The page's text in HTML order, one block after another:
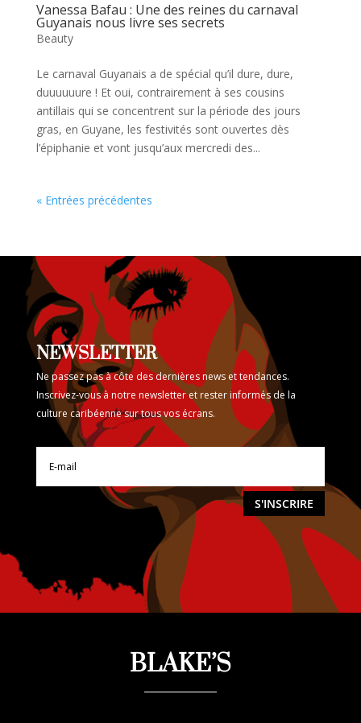
Vanessa Bafau : Une des reines du carnaval
Guyanais nous livre ses secrets
Beauty
Le carnaval Guyanais a de spécial qu’il dure, dure,
duuuuuure ! Et oui, contrairement à ses cousins
antillais qui se concentrent sur la période des jours
gras, en Guyane, les festivités sont ouvertes dès
l’épiphanie et vont jusqu’aux mercredi des...
« Entrées précédentes
NEWSLETTER
Ne passez pas à côte des dernières news et tendances.
Inscrivez-vous à notre newsletter et rester informés de la
culture caribéenne sur tous vos écrans.
S'INSCRIRE
BLAKE’S